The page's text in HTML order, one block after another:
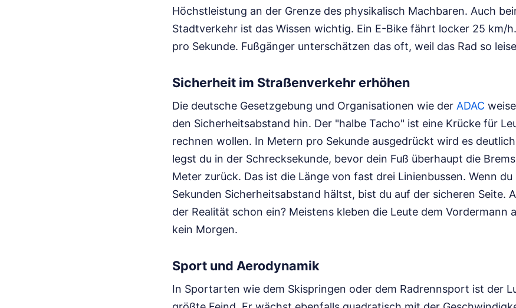
Höchstleistung an der Grenze des physikalisch Machbaren. Auch
Stadtverkehr ist das Wissen wichtig. Ein E-Bike fährt locker 25 km/
pro Sekunde. Fußgänger unterschätzen das oft, weil das Rad so
Sicherheit im Straßenverkehr erhöhen
Die deutsche Gesetzgebung und Organisationen wie der ADAC
den Sicherheitsabstand hin. Der "halbe Tacho" ist eine Krücke für
rechnen wollen. In Metern pro Sekunde ausgedrückt wird es
legst du in der Schrecksekunde, bevor dein Fuß überhaupt die
Meter zurück. Das ist die Länge von fast drei Linienbussen. Wenn
Sekunden Sicherheitsabstand hältst, bist du auf der sicheren Seite.
der Realität schon ein? Meistens kleben die Leute dem Vordermann
kein Morgen.
Sport und Aerodynamik
In Sportarten wie dem Skispringen oder dem Radrennsport ist der